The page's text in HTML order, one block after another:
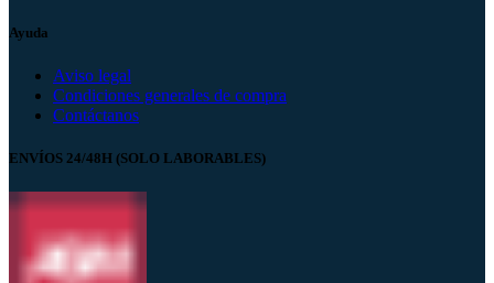
Ayuda
Aviso legal
Condiciones generales de compra
Contáctanos
ENVÍOS 24/48H (SOLO LABORABLES)